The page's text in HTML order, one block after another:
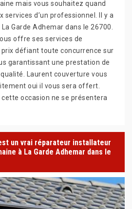
mais vous souhaitez quand
services d’un professionnel. Il y a
Garde Adhemar dans le 26700.
offre ses services de
défiant toute concurrence sur
garantissant une prestation de
Laurent couverture vous
oui il vous sera offert.
occasion ne se présentera
un vrai réparateur installateur
à La Garde Adhemar dans le